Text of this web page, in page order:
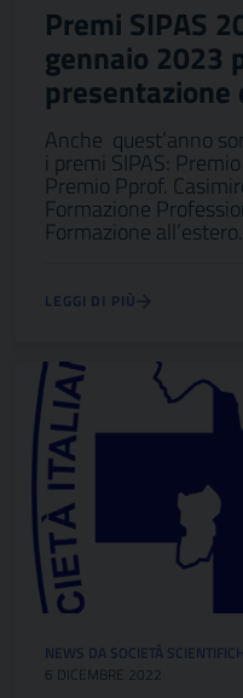
Premi SIPAS
gennaio 2023
Anche quest’anno
i premi SIPAS:
Premio Pprof.
Formazione
Formazione
LEGGI DI PIÙ
NEWS DA SOCIETÀ
6 DICEMBRE 2022